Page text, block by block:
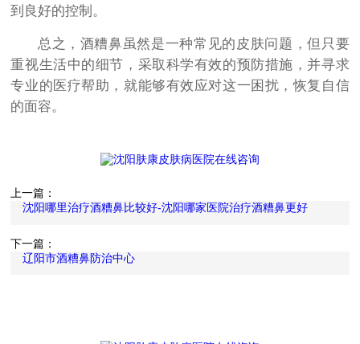
到良好的控制。
总之，酒糟鼻虽然是一种常见的皮肤问题，但只要
重视生活中的细节，采取科学有效的预防措施，并寻求
专业的医疗帮助，就能够有效应对这一困扰，恢复自信
的面容。
上一篇：
沈阳哪里治疗酒糟鼻比较好-沈阳哪家医院治疗酒糟鼻更好
下一篇：
辽阳市酒糟鼻防治中心